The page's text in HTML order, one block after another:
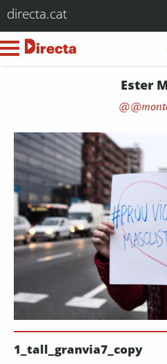
directa.cat
Ester
1_tall_granvia7_copy